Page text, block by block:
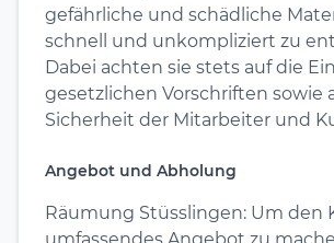
gefährliche und schädliche
schnell und unkompliziert zu
Dabei achten sie stets auf die
gesetzlichen Vorschriften sowie
Sicherheit der Mitarbeiter und
Angebot und Abholung
Räumung Stüsslingen: Um den
umfassendes Angebot zu